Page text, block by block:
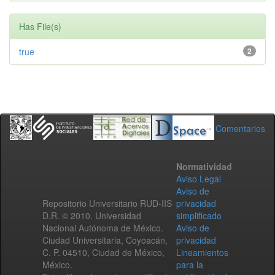
Has File(s)
2
true
Comentarios
Repositorio Universitario RUD-IIS
D.R. © 2010. Universidad
Nacional Autónoma de México.
Ciudad Universitaria, Coyoacán,
C. P. 04510, Ciudad de México,
México.
Normatividad
Aviso Legal
Aviso de
privacidad
simplificado
Aviso de
privacidad
Lineamientos
para la